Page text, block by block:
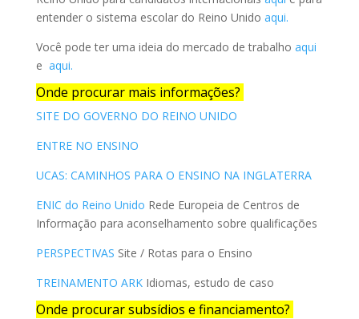
entender o sistema escolar do Reino Unido aqui.
Você pode ter uma ideia do mercado de trabalho aqui
e aqui.
Onde procurar mais informações?
SITE DO GOVERNO DO REINO UNIDO
ENTRE NO ENSINO
UCAS: CAMINHOS PARA O ENSINO NA INGLATERRA
ENIC do Reino Unido Rede Europeia de Centros de
Informação para aconselhamento sobre qualificações
PERSPECTIVAS Site / Rotas para o Ensino
TREINAMENTO ARKIdiomas, estudo de caso
Onde procurar subsídios e financiamento?